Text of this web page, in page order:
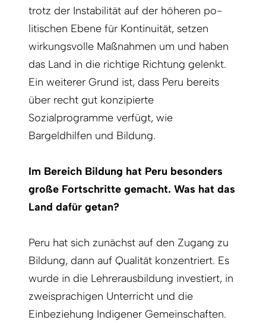
trotz der Instabilität auf der höheren po­
litischen Ebene für Kontinuität, setzen
wirkungsvolle Maßnahmen um und haben
das Land in die richtige Richtung gelenkt.
Ein weiterer Grund ist, dass Peru bereits
über recht gut konzipierte
Sozialprogramme verfügt, wie
Bargeldhilfen und Bildung.
Im Bereich Bildung hat Peru besonders
große Fortschritte gemacht. Was hat das
Land dafür getan?
Peru hat sich zunächst auf den Zugang zu
Bildung, dann auf Qualität konzentriert. Es
wurde in die Lehrerausbildung investiert, in
zweisprachigen Unterricht und die
Einbeziehung Indigener Gemeinschaften.